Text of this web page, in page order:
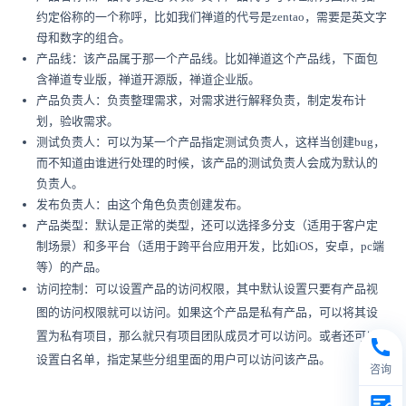
约定俗称的一个称呼，比如我们禅道的代号是zentao，需要是英文字
母和数字的组合。
产品线：该产品属于那一个产品线。比如禅道这个产品线，下面包
含禅道专业版，禅道开源版，禅道企业版。
产品负责人：负责整理需求，对需求进行解释负责，制定发布计
划，验收需求。
测试负责人：可以为某一个产品指定测试负责人，这样当创建bug，
而不知道由谁进行处理的时候，该产品的测试负责人会成为默认的
负责人。
发布负责人：由这个角色负责创建发布。
产品类型：默认是正常的类型，还可以选择多分支（适用于客户定
制场景）和多平台（适用于跨平台应用开发，比如iOS，安卓，pc端
等）的产品。
访问控制：可以设置产品的访问权限，其中默认设置只要有产品视
图的访问权限就可以访问。如果这个产品是私有产品，可以将其设
置为私有项目，那么就只有项目团队成员才可以访问。或者还可以
设置白名单，指定某些分组里面的用户可以访问该产品。
咨询